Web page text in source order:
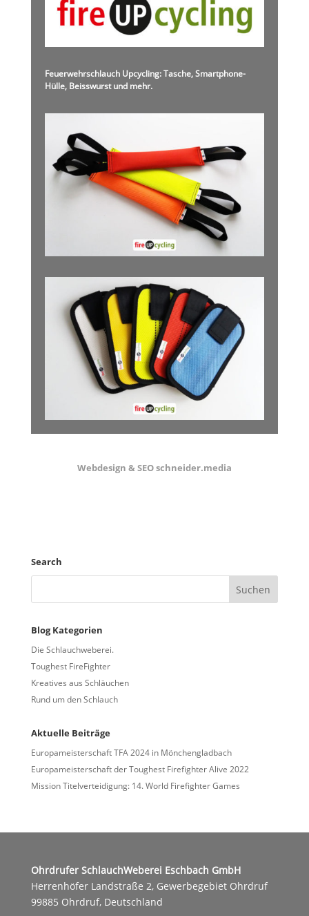
Feuerwehrschlauch Upcycling: Tasche, Smartphone-
Hülle, Beisswurst und mehr.
Webdesign & SEO schneider.media
Search
Blog Kategorien
Die Schlauchweberei.
Toughest FireFighter
Kreatives aus Schläuchen
Rund um den Schlauch
Aktuelle Beiträge
Europameisterschaft TFA 2024 in Mönchengladbach
Europameisterschaft der Toughest Firefighter Alive 2022
Mission Titelverteidigung: 14. World Firefighter Games
Ohrdrufer SchlauchWeberei Eschbach GmbH
Herrenhöfer Landstraße 2, Gewerbegebiet Ohrdruf
99885 Ohrdruf, Deutschland